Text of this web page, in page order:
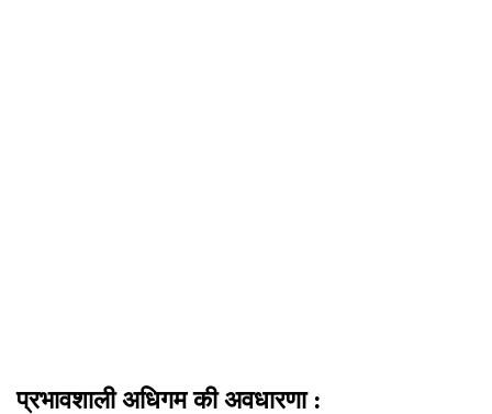
प्रभावशाली अधिगम की अवधारणा :